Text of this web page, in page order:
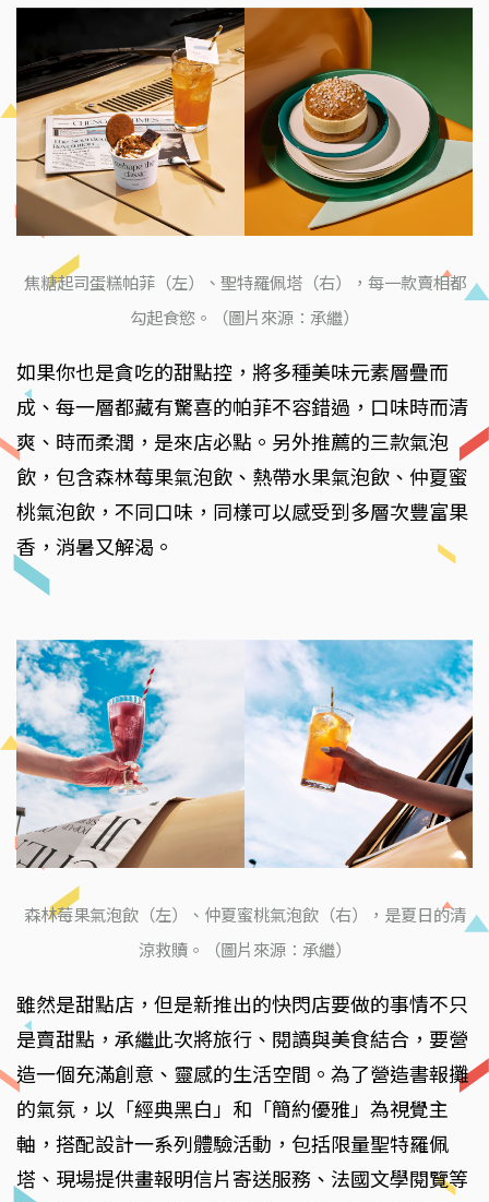
焦糖起司蛋糕帕菲（左）、聖特羅佩塔（右），每一款賣相都
勾起食慾。（圖片來源：承繼）
如果你也是貪吃的甜點控，將多種美味元素層疊而
成、每一層都藏有驚喜的帕菲不容錯過，口味時而清
爽、時而柔潤，是來店必點。另外推薦的三款氣泡
飲，包含森林莓果氣泡飲、熱帶水果氣泡飲、仲夏蜜
桃氣泡飲，不同口味，同樣可以感受到多層次豐富果
香，消暑又解渴。
森林莓果氣泡飲（左）、仲夏蜜桃氣泡飲（右），是夏日的清
涼救贖。（圖片來源：承繼）
雖然是甜點店，但是新推出的快閃店要做的事情不只
是賣甜點，承繼此次將旅行、閱讀與美食結合，要營
造一個充滿創意、靈感的生活空間。為了營造書報攤
的氣氛，以「經典黑白」和「簡約優雅」為視覺主
軸，搭配設計一系列體驗活動，包括限量聖特羅佩
塔、現場提供畫報明信片寄送服務、法國文學閱覽等